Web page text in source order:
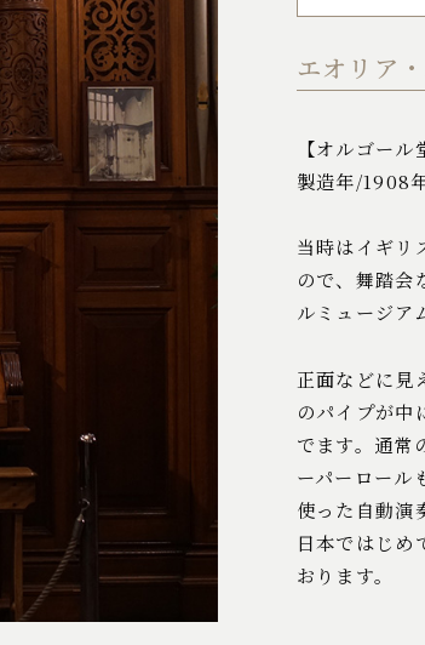
エオリア
【オルゴー
製造年/1908
当時はイギリ
ので、舞踏会
ルミュージア
正面などに見
のパイプが中
でます。通常
ーパーロール
使った自動演
日本ではじめ
おります。